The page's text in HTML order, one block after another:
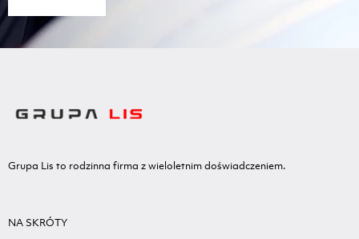
Grupa Lis to rodzinna firma z wieloletnim doświadczeniem.
NA SKRÓTY